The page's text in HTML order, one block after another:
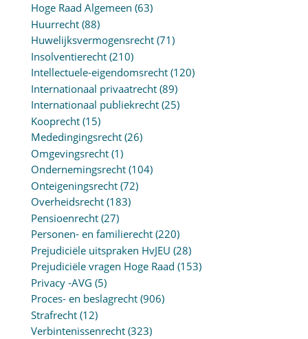
Hoge Raad Algemeen (63)
Huurrecht(88)
Huwelijksvermogensrecht(71)
Insolventierecht(210)
Intellectuele-eigendomsrecht(120)
Internationaal privaatrecht(89)
Internationaal publiekrecht(25)
Kooprecht(15)
Mededingingsrecht(26)
Omgevingsrecht(1)
Ondernemingsrecht(104)
Onteigeningsrecht(72)
Overheidsrecht(183)
Pensioenrecht(27)
Personen- en familierecht(220)
Prejudiciële uitspraken HvJEU (28)
Prejudiciële vragen Hoge Raad (153)
Privacy -AVG (5)
Proces- en beslagrecht(906)
Strafrecht(12)
Verbintenissenrecht(323)